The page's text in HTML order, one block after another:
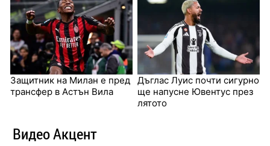
Защитник на Милан е пред
трансфер в Астън Вила
Дъглас Луис почти сигурно
ще напусне Ювентус през
лятото
Видео Акцент